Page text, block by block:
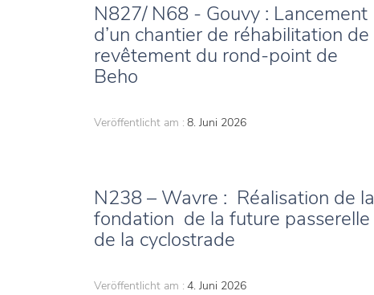
N827/ N68 - Gouvy : Lancement
d’un chantier de réhabilitation de
revêtement du rond-point de
Beho
Veröffentlicht am : 8. Juni 2026
N238 – Wavre : Réalisation de la
fondation de la future passerelle
de la cyclostrade
Veröffentlicht am : 4. Juni 2026